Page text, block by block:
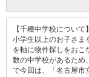
【千種中学校について】
小学生以上のお子さま
を軸に物件探しをおこ
数の中学校があるため
で今回は、「名古屋市